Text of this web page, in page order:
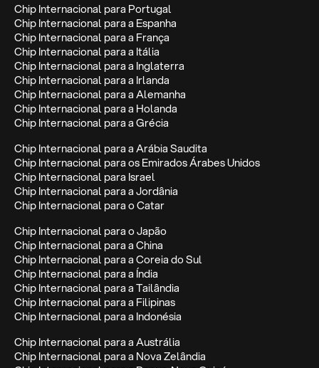
Chip Internacional para Portugal
Chip Internacional para a Espanha
Chip Internacional para a França
Chip Internacional para a Itália
Chip Internacional para a Inglaterra
Chip Internacional para a Irlanda
Chip Internacional para a Alemanha
Chip Internacional para a Holanda
Chip Internacional para a Grécia
Chip Internacional para a Arábia Saudita
Chip Internacional para os Emirados Árabes Unidos
Chip Internacional para Israel
Chip Internacional para a Jordânia
Chip Internacional para o Catar
Chip Internacional para o Japão
Chip Internacional para a China
Chip Internacional para a Coreia do Sul
Chip Internacional para a Índia
Chip Internacional para a Tailândia
Chip Internacional para a Filipinas
Chip Internacional para a Indonésia
Chip Internacional para a Austrália
Chip Internacional para a Nova Zelândia